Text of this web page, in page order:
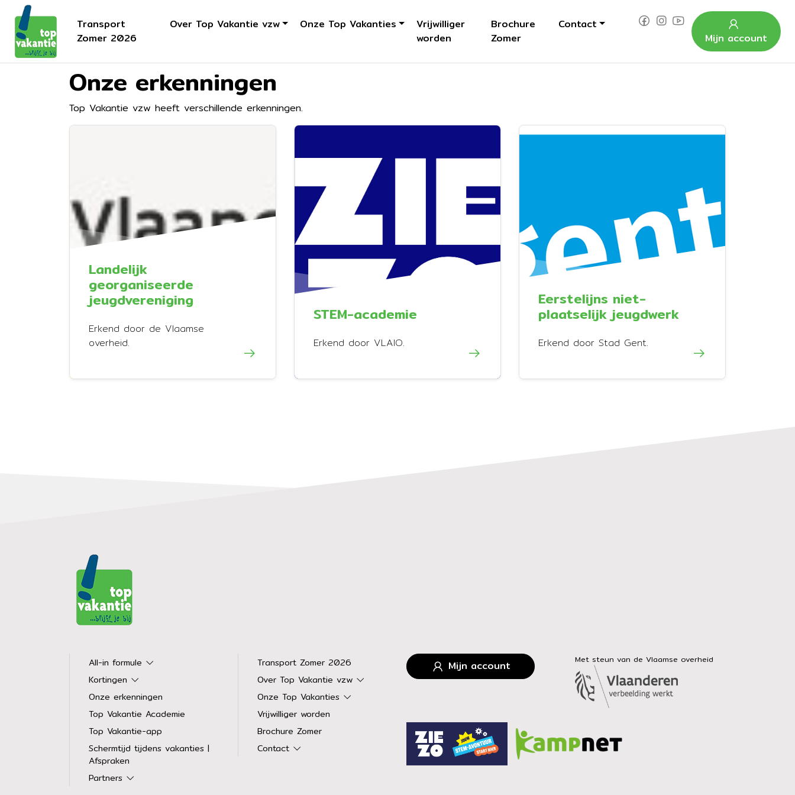
Mijn account
Transport
Zomer 2026
Over Top Vakantie vzw Onze Top Vakanties
Vrijwilliger
worden
Brochure
Zomer
Contact
Onze erkenningen
Top Vakantie vzw heeft verschillende erkenningen.
Landelijk
georganiseerde
jeugdvereniging
Erkend door de Vlaamse
overheid.
STEM-academie
Erkend door VLAIO.
Eerstelijns niet-
plaatselijk jeugdwerk
Erkend door Stad Gent.
All-in formule
Kortingen
Onze erkenningen
Top Vakantie Academie
Top Vakantie-app
Schermtijd tijdens vakanties |
Afspraken
Partners
Transport Zomer 2026
Over Top Vakantie vzw
Onze Top Vakanties
Vrijwilliger worden
Brochure Zomer
Contact
Mijn account Met steun van de Vlaamse overheid